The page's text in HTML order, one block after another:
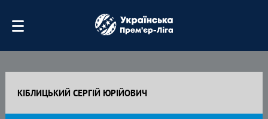
КІБЛИЦЬКИЙ СЕРГІЙ ЮРІЙОВИЧ